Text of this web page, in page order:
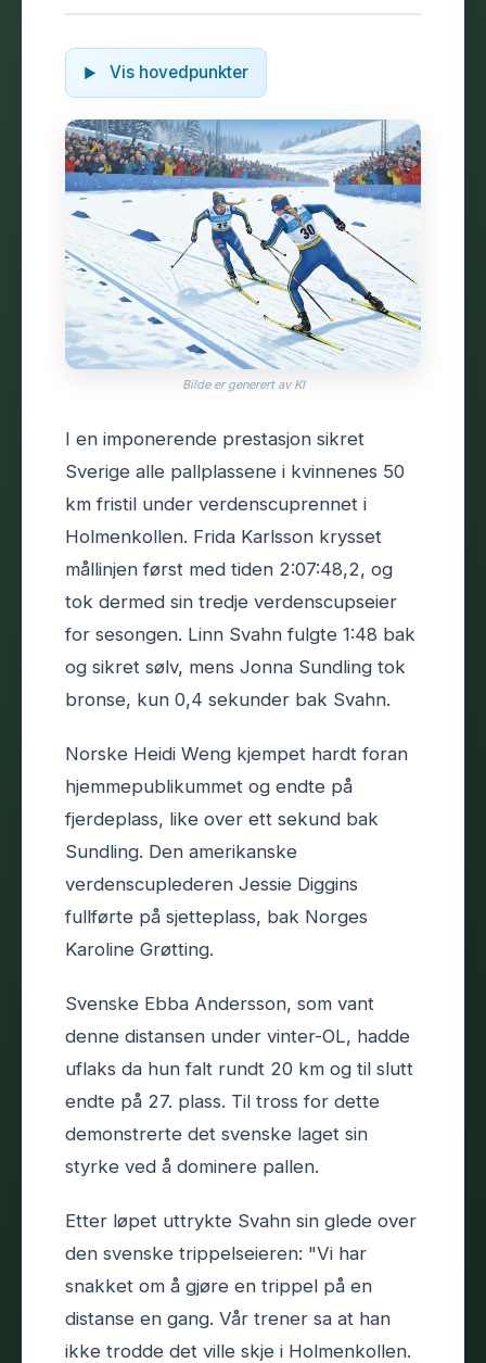
Vis hovedpunkter
Bilde er generert av KI
I en imponerende prestasjon sikret
Sverige alle pallplassene i kvinnenes 50
km fristil under verdenscuprennet i
Holmenkollen. Frida Karlsson krysset
mållinjen først med tiden 2:07:48,2, og
tok dermed sin tredje verdenscupseier
for sesongen. Linn Svahn fulgte 1:48 bak
og sikret sølv, mens Jonna Sundling tok
bronse, kun 0,4 sekunder bak Svahn.
Norske Heidi Weng kjempet hardt foran
hjemmepublikummet og endte på
fjerdeplass, like over ett sekund bak
Sundling. Den amerikanske
verdenscuplederen Jessie Diggins
fullførte på sjetteplass, bak Norges
Karoline Grøtting.
Svenske Ebba Andersson, som vant
denne distansen under vinter-OL, hadde
uflaks da hun falt rundt 20 km og til slutt
endte på 27. plass. Til tross for dette
demonstrerte det svenske laget sin
styrke ved å dominere pallen.
Etter løpet uttrykte Svahn sin glede over
den svenske trippelseieren: "Vi har
snakket om å gjøre en trippel på en
distanse en gang. Vår trener sa at han
ikke trodde det ville skje i Holmenkollen.